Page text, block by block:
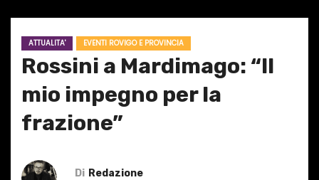
ATTUALITA' EVENTI ROVIGO E PROVINCIA
Rossini a Mardimago: “Il
mio impegno per la
frazione”
Di Redazione